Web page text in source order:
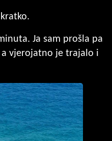
Ja sam prošla pa
vjerojatno je trajalo i